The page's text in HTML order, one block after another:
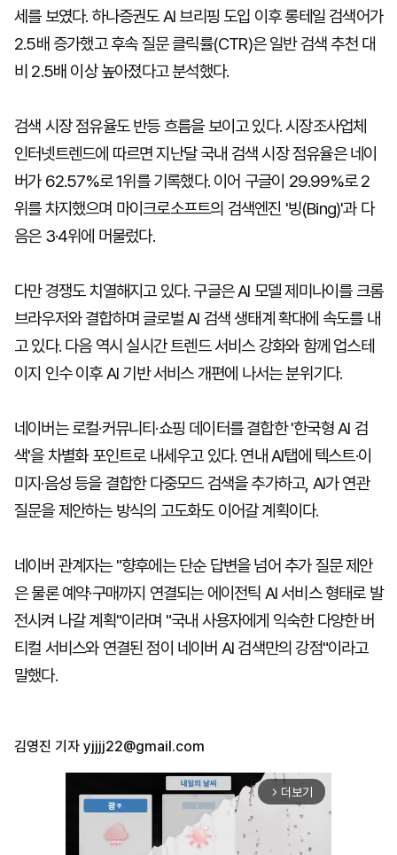
세를 보였다. 하나증권도 AI 브리핑 도입 이후 롱테일 검색어가
2.5배 증가했고 후속 질문 클릭률(CTR)은 일반 검색 추천 대
비 2.5배 이상 높아졌다고 분석했다.
검색 시장 점유율도 반등 흐름을 보이고 있다. 시장조사업체
인터넷트렌드에 따르면 지난달 국내 검색 시장 점유율은 네이
버가 62.57%로 1위를 기록했다. 이어 구글이 29.99%로 2
위를 차지했으며 마이크로소프트의 검색엔진 '빙(Bing)'과 다
음은 3·4위에 머물렀다.
다만 경쟁도 치열해지고 있다. 구글은 AI 모델 제미나이를 크롬
브라우저와 결합하며 글로벌 AI 검색 생태계 확대에 속도를 내
고 있다. 다음 역시 실시간 트렌드 서비스 강화와 함께 업스테
이지 인수 이후 AI 기반 서비스 개편에 나서는 분위기다.
네이버는 로컬·커뮤니티·쇼핑 데이터를 결합한 '한국형 AI 검
색'을 차별화 포인트로 내세우고 있다. 연내 AI탭에 텍스트·이
미지·음성 등을 결합한 다중모드 검색을 추가하고, AI가 연관
질문을 제안하는 방식의 고도화도 이어갈 계획이다.
네이버 관계자는 "향후에는 단순 답변을 넘어 추가 질문 제안
은 물론 예약·구매까지 연결되는 에이전틱 AI 서비스 형태로 발
전시켜 나갈 계획"이라며 "국내 사용자에게 익숙한 다양한 버
티컬 서비스와 연결된 점이 네이버 AI 검색만의 강점"이라고
말했다.
김영진 기자 yjjjj22@gmail.com
arrow_forward_ios 더보기